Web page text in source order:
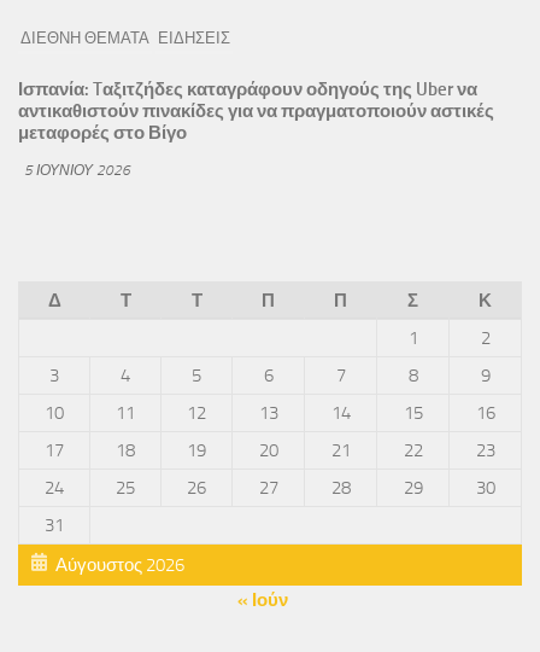
ΔΙΕΘΝΗ ΘΕΜΑΤΑ ΕΙΔΗΣΕΙΣ
Ισπανία: Tαξιτζήδες καταγράφουν οδηγούς της Uber να
αντικαθιστούν πινακίδες για να πραγματοποιούν αστικές
μεταφορές στο Βίγο
5 ΙΟΥΝΊΟΥ 2026
Αύγουστος 2026
Δ Τ Τ Π Π Σ
Κ
1
2
3
4 5 6 7 8
9
10
11 12 13 14 15
16
17
18 19 20 21 22
23
24
25 26 27 28 29
30
31
« Ιούν